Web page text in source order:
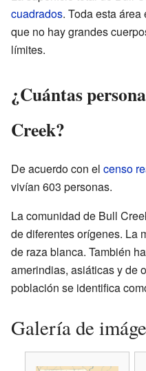
cuadrados. Toda esta
que no hay grandes
límites.
¿Cuántas
Creek?
De acuerdo con el censo
vivían 603 personas.
La comunidad de Bull
de diferentes orígenes. La
de raza blanca. También
amerindias, asiáticas y de
población se identifica
Galería de